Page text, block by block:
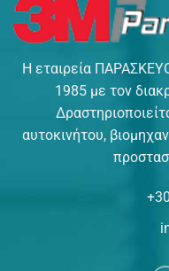
Η εταιρεία
1985 με τον
αυτοκινήτου,